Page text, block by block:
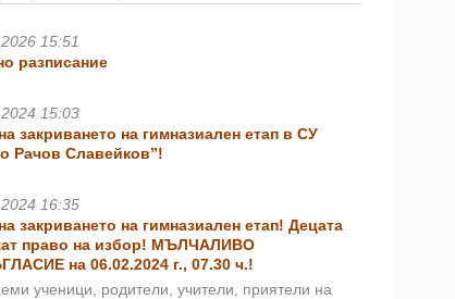
15:51
разписание
15:03
закриването на гимназиален етап в СУ
Рачов Славейков”!
16:35
закриването на гимназиален етап! Децата
право на избор! МЪЛЧАЛИВО
на 06.02.2024 г., 07.30 ч.!
ученици, родители, учители, приятели на